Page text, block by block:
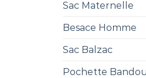
Sac Maternelle
Besace Homme
Sac Balzac
Pochette